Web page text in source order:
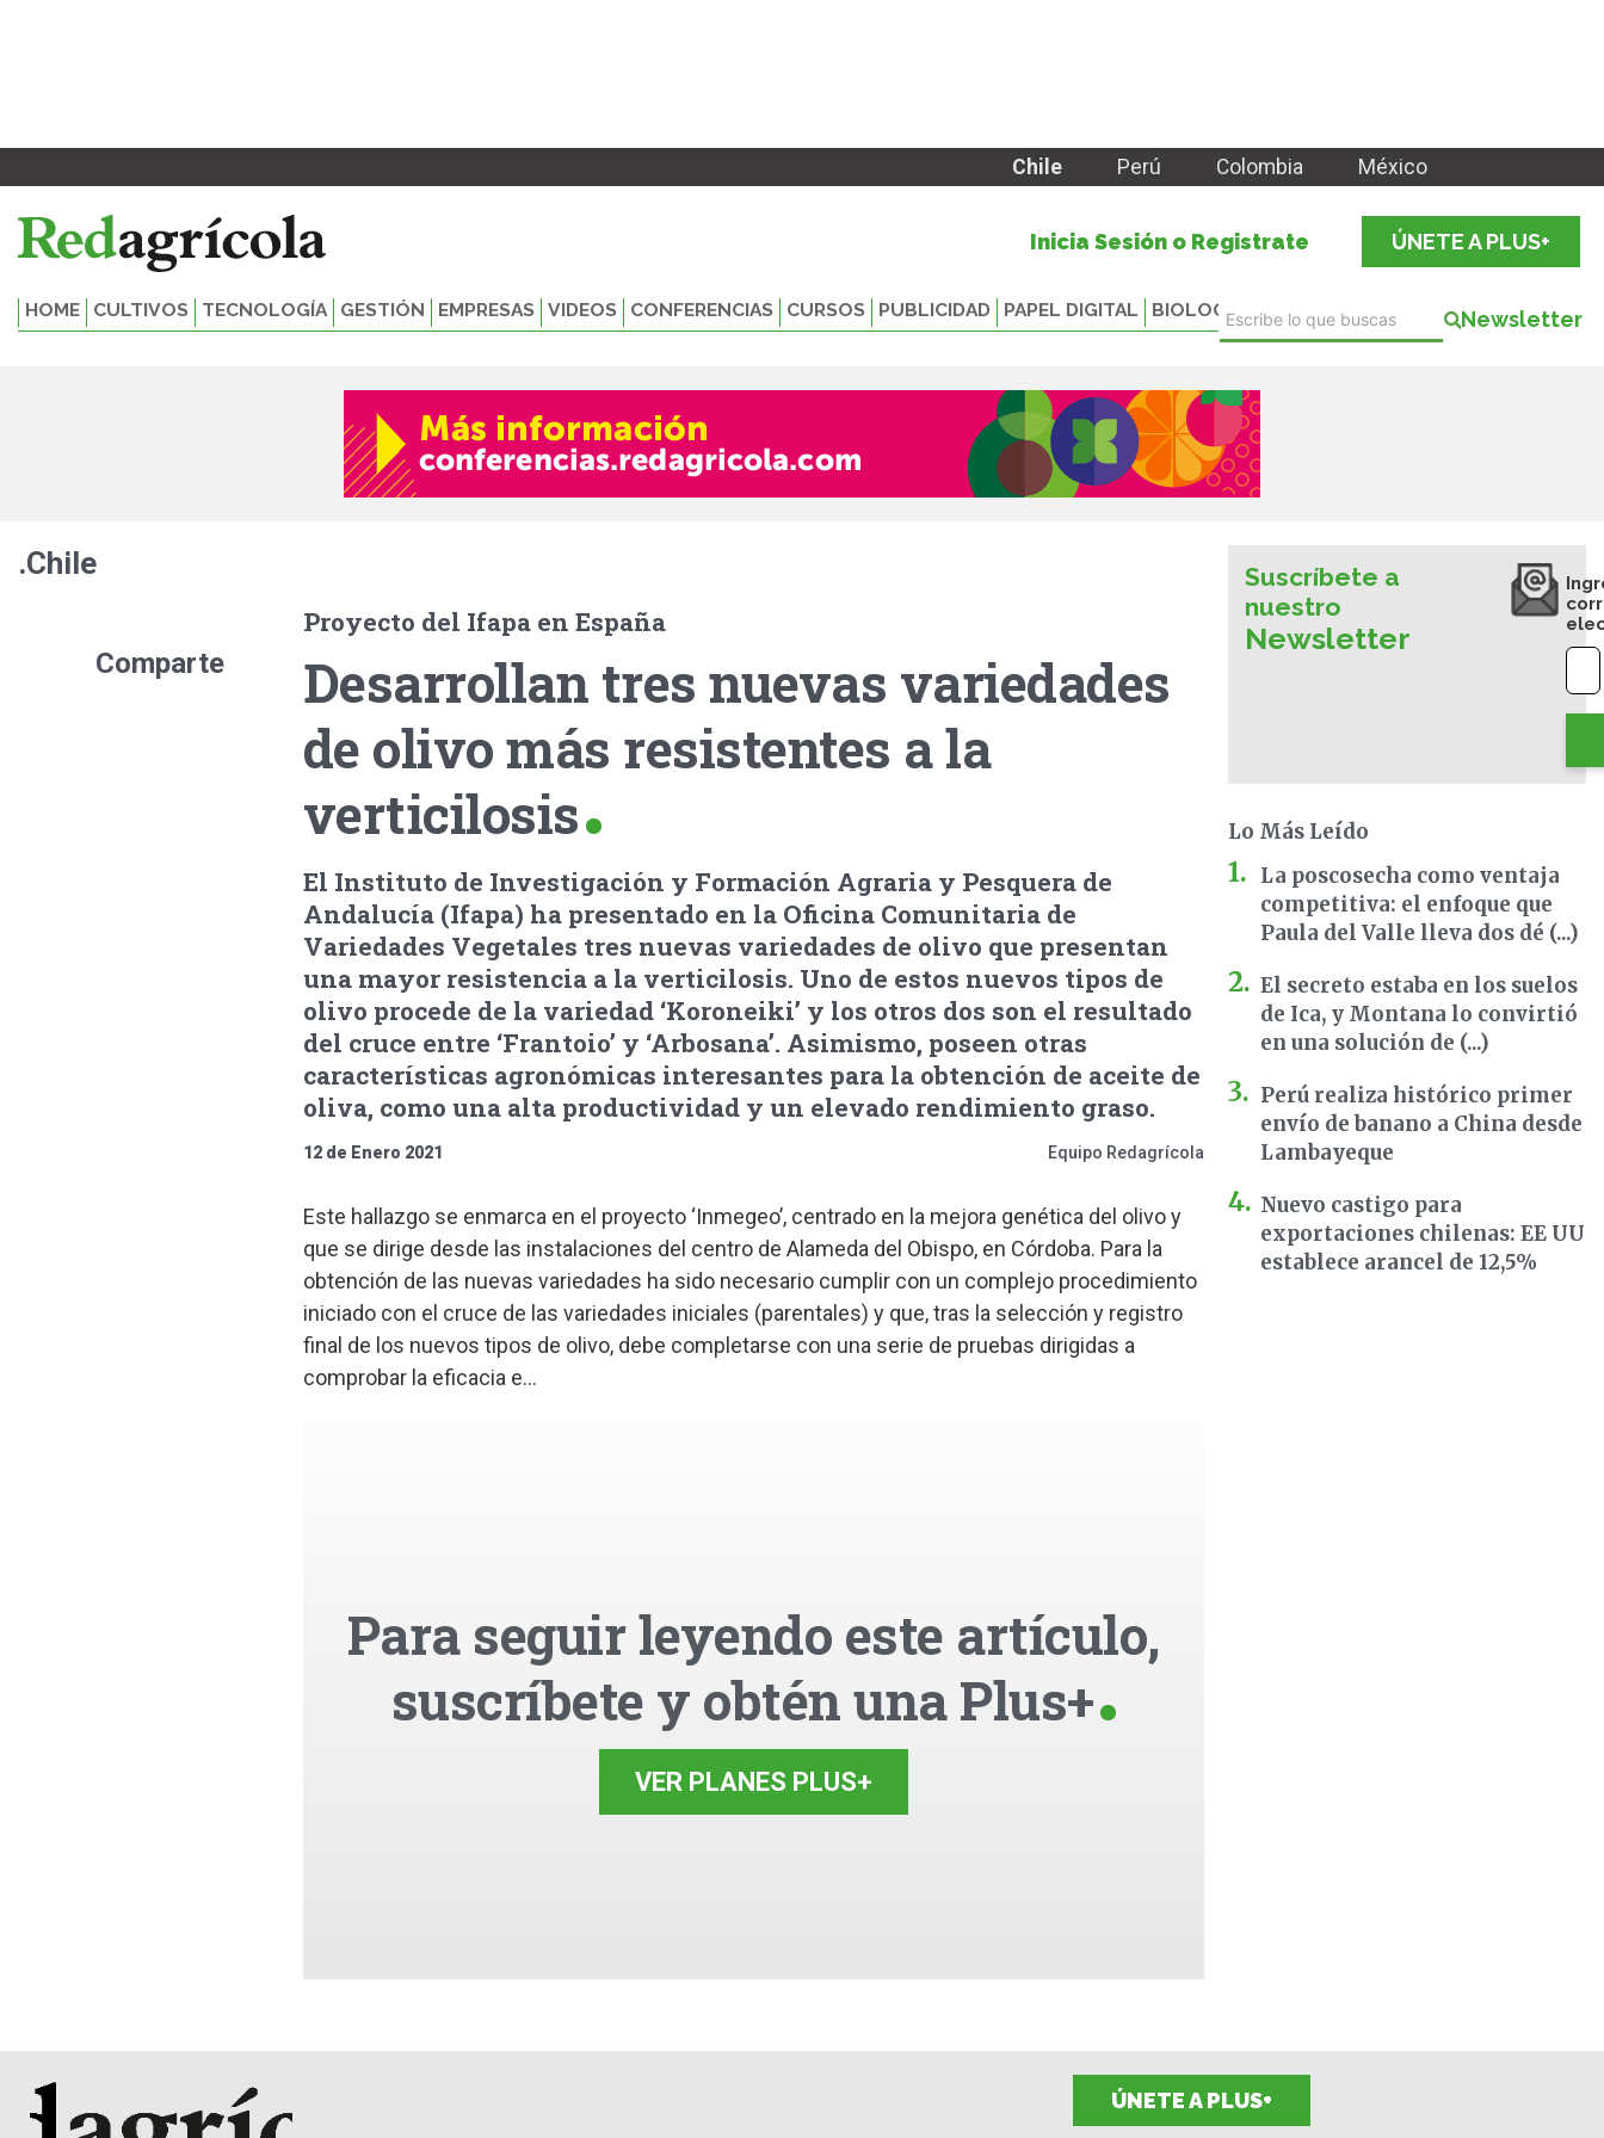
Chile Perú Colombia México
Inicia Sesión o Registrate ÚNETE A PLUS+
HOME CULTIVOS TECNOLOGÍA GESTIÓN EMPRESAS VIDEOS CONFERENCIAS CURSOS PUBLICIDAD PAPEL DIGITAL BIOLOGICALS Newsletter
.Chile
Comparte
Proyecto del Ifapa en España
Desarrollan tres nuevas variedades
de olivo más resistentes a la
verticilosis
El Instituto de Investigación y Formación Agraria y Pesquera de
Andalucía (Ifapa) ha presentado en la Oficina Comunitaria de
Variedades Vegetales tres nuevas variedades de olivo que presentan
una mayor resistencia a la verticilosis. Uno de estos nuevos tipos de
olivo procede de la variedad ‘Koroneiki’ y los otros dos son el resultado
del cruce entre ‘Frantoio’ y ‘Arbosana’. Asimismo, poseen otras
características agronómicas interesantes para la obtención de aceite de
oliva, como una alta productividad y un elevado rendimiento graso.
12 de Enero 2021 Equipo Redagrícola
Este hallazgo se enmarca en el proyecto ‘Inmegeo’, centrado en la mejora genética del olivo y
que se dirige desde las instalaciones del centro de Alameda del Obispo, en Córdoba. Para la
obtención de las nuevas variedades ha sido necesario cumplir con un complejo procedimiento
iniciado con el cruce de las variedades iniciales (parentales) y que, tras la selección y registro
final de los nuevos tipos de olivo, debe completarse con una serie de pruebas dirigidas a
comprobar la eficacia e...
Para seguir leyendo este artículo,
suscríbete y obtén una Plus+
VER PLANES PLUS+
Suscríbete a
nuestro
Newsletter
Lo Más Leído
La poscosecha como ventaja
competitiva: el enfoque que
Paula del Valle lleva dos dé (...)
El secreto estaba en los suelos
de Ica, y Montana lo convirtió
en una solución de (...)
Perú realiza histórico primer
envío de banano a China desde
Lambayeque
Nuevo castigo para
exportaciones chilenas: EE UU
establece arancel de 12,5%
ÚNETE A PLUS+